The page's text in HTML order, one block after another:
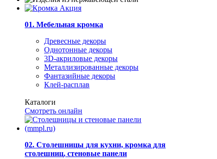
01. Мебельная кромка
Древесные декоры
Однотонные декоры
3D-акриловые декоры
Металлизированные декоры
Фантазийные декоры
Клей-расплав
Каталоги
Смотреть онлайн
02. Столешницы для кухни, кромка для
столешниц, стеновые панели